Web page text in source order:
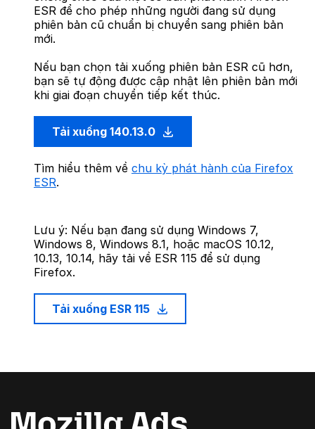
ESR để cho phép những người đang sử dụng
phiên bản cũ chuẩn bị chuyển sang phiên bản
mới.
Nếu bạn chọn tải xuống phiên bản ESR cũ hơn,
bạn sẽ tự động được cập nhật lên phiên bản mới
khi giai đoạn chuyển tiếp kết thúc.
Tải xuống 140.13.0
Tìm hiểu thêm về chu kỳ phát hành của Firefox
ESR.
Lưu ý: Nếu bạn đang sử dụng Windows 7,
Windows 8, Windows 8.1, hoặc macOS 10.12,
10.13, 10.14, hãy tải về ESR 115 để sử dụng
Firefox.
Tải xuống ESR 115